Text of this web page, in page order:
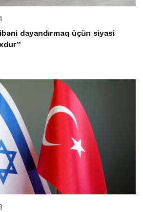
dayandırmaq üçün siyasi